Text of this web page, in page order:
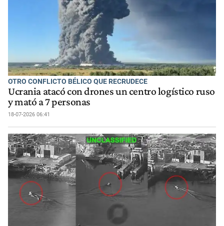
OTRO CONFLICTO BÉLICO QUE RECRUDECE
Ucrania atacó con drones un centro logístico ruso
y mató a 7 personas
18-07-2026 06:41